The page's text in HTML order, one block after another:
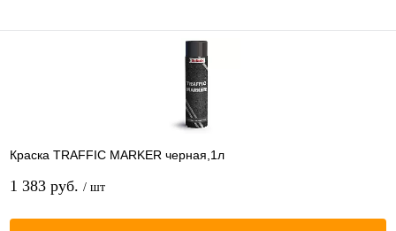
Краска TRAFFIC MARKER черная,1л
1 383 руб. / шт